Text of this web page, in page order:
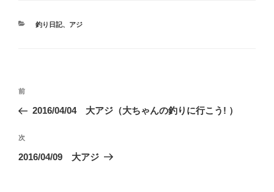
カ
釣り日記、 アジ
投
ビ
ゲ
前
の
稿
前
2016/04/04 大アジ（大ちゃんの釣りに行こう! ）
次
の
次
2016/04/09 大アジ